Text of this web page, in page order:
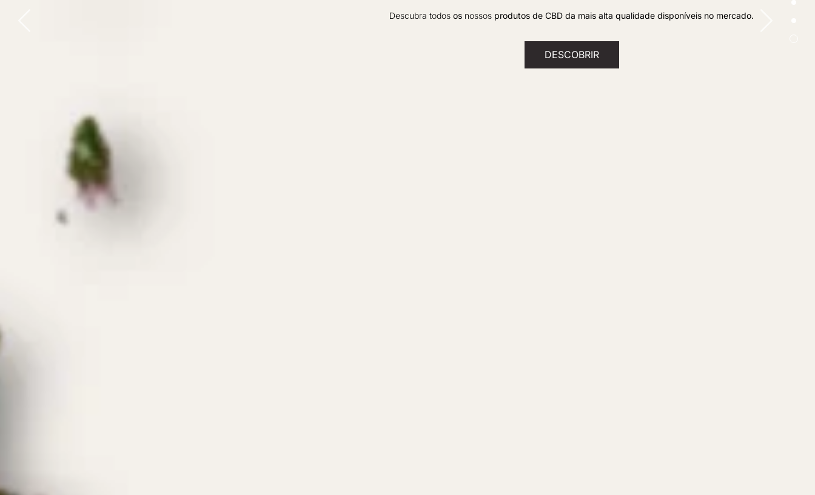
Descubra todos os nossos produtos de CBD da mais alta qualidade disponíveis no mercado.
DESCOBRIR